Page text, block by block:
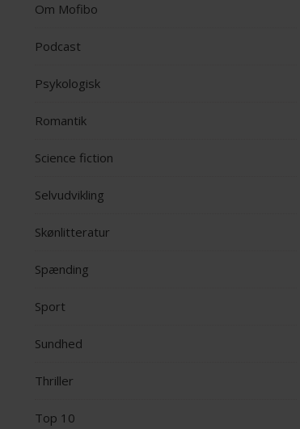
Om Mofibo
Podcast
Psykologisk
Romantik
Science fiction
Selvudvikling
Skønlitteratur
Spænding
Sport
Sundhed
Thriller
Top 10